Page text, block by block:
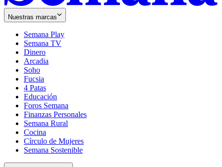
Nuestras marcas
Semana Play
Semana TV
Dinero
Arcadia
Soho
in
new
window
Fucsia
in
new
window
4 Patas
Educación
Foros Semana
Finanzas Personales
Semana Rural
Cocina
Círculo de Mujeres
Semana Sostenible